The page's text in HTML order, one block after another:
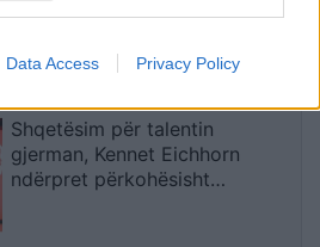
Data Access Privacy Policy
Calhanoglut bëhet virale
Shqetësim për talentin
gjerman, Kennet Eichhorn
ndërpret përkohësisht